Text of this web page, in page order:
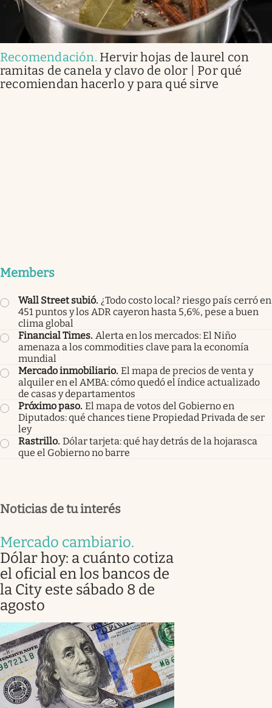
Recomendación. Hervir hojas de laurel con
ramitas de canela y clavo de olor | Por qué
recomiendan hacerlo y para qué sirve
Members
Wall Street subió. ¿Todo costo local? riesgo país cerró en
451 puntos y los ADR cayeron hasta 5,6%, pese a buen
clima global
Financial Times. Alerta en los mercados: El Niño
amenaza a los commodities clave para la economía
mundial
Mercado inmobiliario. El mapa de precios de venta y
alquiler en el AMBA: cómo quedó el índice actualizado
de casas y departamentos
Próximo paso. El mapa de votos del Gobierno en
Diputados: qué chances tiene Propiedad Privada de ser
ley
Rastrillo. Dólar tarjeta: qué hay detrás de la hojarasca
que el Gobierno no barre
Noticias de tu interés
Mercado cambiario.
Dólar hoy: a cuánto cotiza
el oficial en los bancos de
la City este sábado 8 de
agosto